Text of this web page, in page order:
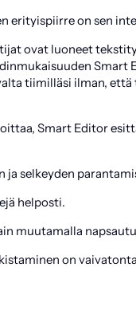
erityispiirre on sen
ovat luoneet
Smart
tiimilläsi ilman,
Smart Editor
ja selkeyden
helposti.
muutamalla
on